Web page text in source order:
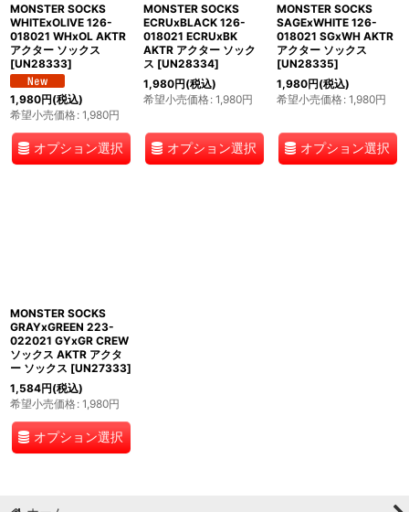
MONSTER SOCKS
WHITExOLIVE 126-
018021 WHxOL AKTR
アクター ソックス
[UN28333]
1,980円(税込)
希望小売価格: 1,980円
オプション選択
MONSTER SOCKS
ECRUxBLACK 126-
018021 ECRUxBK
AKTR アクター ソック
ス [UN28334]
1,980円(税込)
希望小売価格: 1,980円
オプション選択
MONSTER SOCKS
SAGExWHITE 126-
018021 SGxWH AKTR
アクター ソックス
[UN28335]
1,980円(税込)
希望小売価格: 1,980円
オプション選択
MONSTER SOCKS
GRAYxGREEN 223-
022021 GYxGR CREW
ソックス AKTR アクタ
ー ソックス [UN27333]
1,584円(税込)
希望小売価格: 1,980円
オプション選択